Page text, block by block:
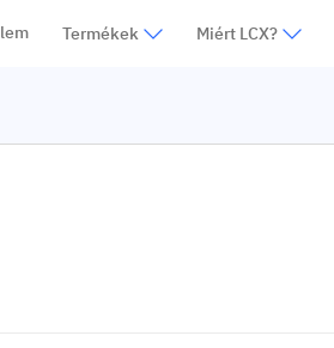
Termékek Miért LCX?